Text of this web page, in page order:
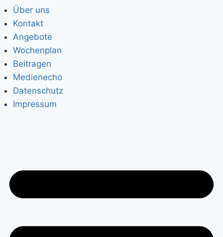
Über uns
Kontakt
Angebote
Wochenplan
Beitragen
Medienecho
Datenschutz
Impressum